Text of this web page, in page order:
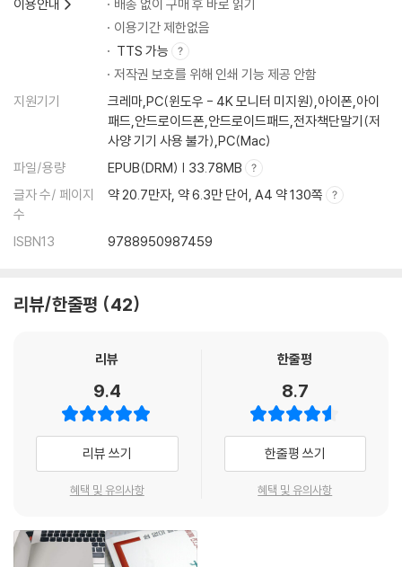
2019년, ‘가을의 촛불’을 만났습니다. 누구의 지시도 없는 촛불, 사전 계획
이라고는 문화 공연뿐인 촛불에 필요한 것은 소통 플랫폼 역할의 1인 미디
어밖에 없었습니다. … 그리고 반세기만에 ‘검찰개혁’을 추동해냈습니다.
검찰개혁 다음은 언론개혁입니다. 촛불시민과 함께 언론개혁을 이뤄나갈
용기와 희망으로 저는 재충전되었습니다. 모든 촛불시민들에게 이 책을 바
【프롤로그 : 6쪽】
두리째 부정당하는 느낌이 들었어요. 스물다섯에 《말》 기자를 시작해서 언
론을 바로 세워보겠다는 생각으로 죽 살아왔는데, 언론은 바뀐 게 하나도
으로 이 언론을 어떻게 해야 할지, 그동안 내가 한 게 뭔가 싶었습니다. 이
런저런 고민을 정리하고 싶었습니다. 깊이 고민하다 보면 어렴풋하게나마
길이 보이지 않을까 하는 가느다란 희망도 있지 않았을까요.
【1장 《말》 1호 기자, 세상을 만나다 : 13~14쪽】
JTBC 〈뉴스룸〉에서 손석희 앵커가 제가 폭로한 것들을 다루지 않으려고
해도 다룰 수밖에 없었는지 하루는 멘트가 그래요. “또 최민희 의원이군
끝 작렬 조국 보도와 사라진 의제들 | 쿠오바디스, ‘한겨레’ | 촛불시민은 왜
진보 언론을 비판하나 | 레거시 미디어에 대한 사형선고 | ‘나꼼수’ 나비효
과 | 레거시 미디어는 살아남을 수 있을까
‘촛불’의 진화
조직도 리더도 이념도 없는 | ‘홍위병’이면 왜 안 돼? | 정치 부재? 집단 지
성! | 검찰개혁 다음은 언론개혁
에필로그
이용안내
배송 없이 구매 후 바로 읽기
이용기간 제한없음
TTS 가능
저작권 보호를 위해 인쇄 기능 제공 안함
지원기기
크레마,PC(윈도우 - 4K 모니터 미지원),아이폰,아이
패드,안드로이드폰,안드로이드패드,전자책단말기(저
사양 기기 사용 불가),PC(Mac)
파일/용량
EPUB(DRM) | 33.78MB
글자 수/ 페이지
수
약 20.7만자, 약 6.3만 단어, A4 약 130쪽
ISBN13 9788950987459
리뷰/한줄평 42
리뷰
9.4
리뷰 쓰기
혜택 및 유의사항
한줄평
8.7
한줄평 쓰기
혜택 및 유의사항